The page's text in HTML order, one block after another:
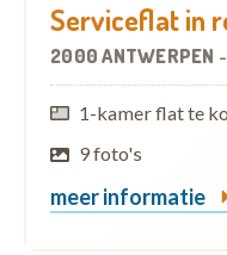
Serviceflat in
2000 ANTWERPEN
1-kamer flat te
9 foto's
meer informatie